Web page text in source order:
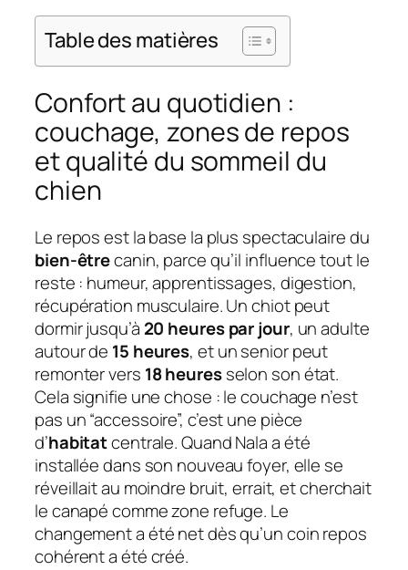
Table des matières
Confort au quotidien :
couchage, zones de repos
et qualité du sommeil du
chien
Le repos est la base la plus spectaculaire du
bien-êtrecanin, parce qu’il influence tout le
reste : humeur, apprentissages, digestion,
récupération musculaire. Un chiot peut
dormir jusqu’à 20 heures par jour, un adulte
autour de 15 heures, et un senior peut
remonter vers 18 heuresselon son état.
Cela signifie une chose : le couchage n’est
pas un “accessoire”, c’est une pièce
d’habitatcentrale. Quand Nala a été
installée dans son nouveau foyer, elle se
réveillait au moindre bruit, errait, et cherchait
le canapé comme zone refuge. Le
changement a été net dès qu’un coin repos
cohérent a été créé.